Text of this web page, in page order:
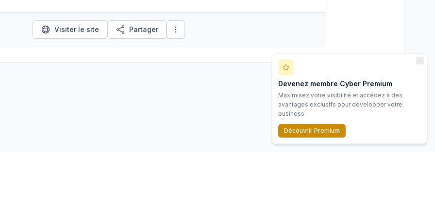
Visiter le site Partager
Devenez membre Cyber Premium
Maximisez votre visibilité et accédez à des
avantages exclusifs pour développer votre
business.
Découvrir Premium